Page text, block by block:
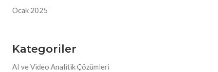
Ocak 2025
Kategoriler
AI ve Video Analitik Çözümleri